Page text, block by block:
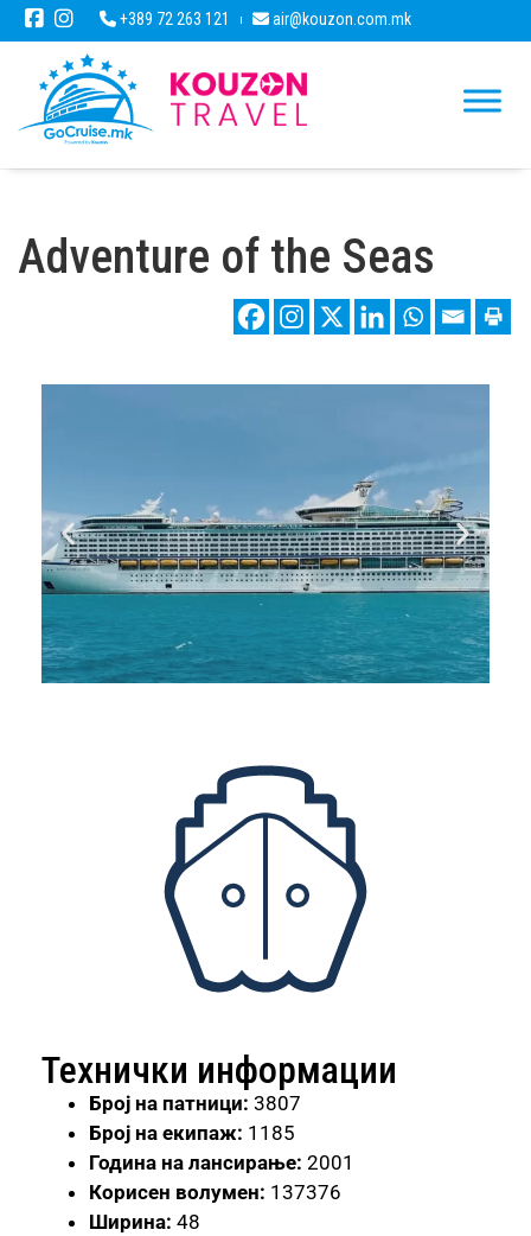
+389 72 263 121 air@kouzon.com.mk
Adventure of the Seas
Технички информации
Број на патници: 3807
Број на екипаж: 1185
Година на лансирање: 2001
Корисен волумен: 137376
Ширина: 48